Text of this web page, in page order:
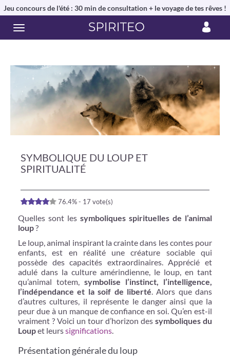
Jeu concours de l'été : 30 min de consultation + le voyage de tes rêves !
SYMBOLIQUE DU LOUP ET
SPIRITUALITÉ
76.4% - 17 vote(s)
Quelles sont les symboliques spirituelles de l’animal
loup?
Le loup, animal inspirant la crainte dans les contes pour
enfants, est en réalité une créature sociable qui
possède des capacités extraordinaires. Apprécié et
adulé dans la culture amérindienne, le loup, en tant
qu’animal totem, symbolise l’instinct, l’intelligence,
l’indépendance et la soif de liberté. Alors que dans
d’autres cultures, il représente le danger ainsi que la
peur due à un manque de confiance en soi. Qu’en est-il
vraiment ? Voici un tour d’horizon des symboliques du
Loupet leurssignifications.
Présentation générale du loup